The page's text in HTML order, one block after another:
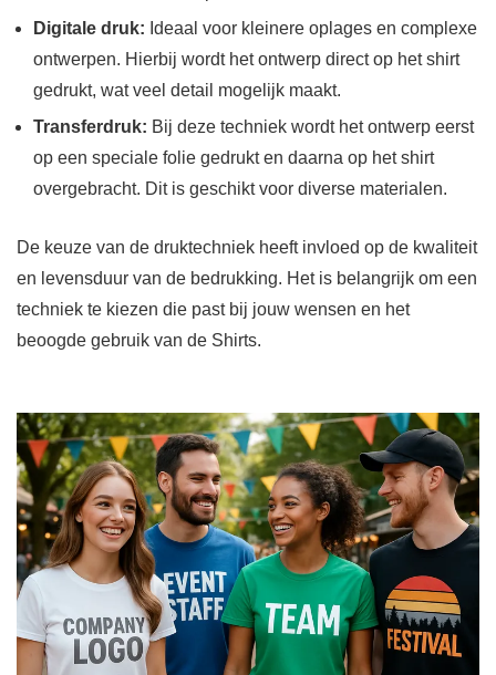
Digitale druk: Ideaal voor kleinere oplages en complexe
ontwerpen. Hierbij wordt het ontwerp direct op het shirt
gedrukt, wat veel detail mogelijk maakt.
Transferdruk: Bij deze techniek wordt het ontwerp eerst
op een speciale folie gedrukt en daarna op het shirt
overgebracht. Dit is geschikt voor diverse materialen.
De keuze van de druktechniek heeft invloed op de kwaliteit
en levensduur van de bedrukking. Het is belangrijk om een
techniek te kiezen die past bij jouw wensen en het
beoogde gebruik van de Shirts.